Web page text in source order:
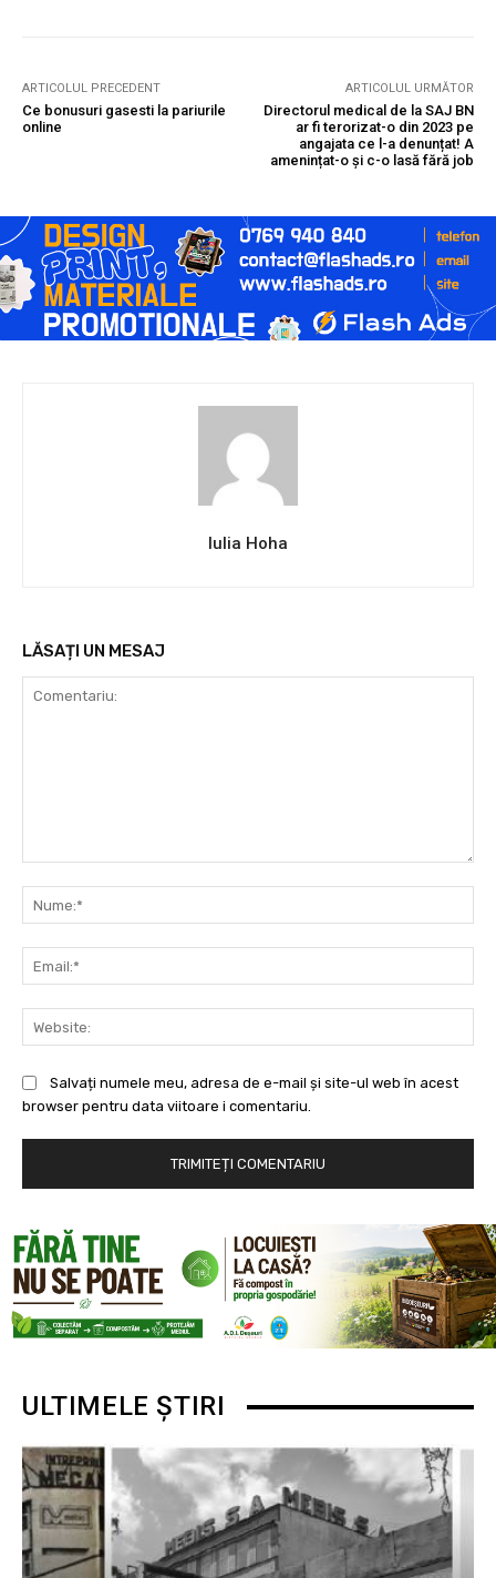
ARTICOLUL PRECEDENT
Ce bonusuri gasesti la pariurile
online
ARTICOLUL URMĂTOR
Directorul medical de la SAJ BN
ar fi terorizat-o din 2023 pe
angajata ce l-a denunțat! A
amenințat-o și c-o lasă fără job
Iulia Hoha
LĂSAȚI UN MESAJ
Salvați numele meu, adresa de e-mail și site-ul web în acest
browser pentru data viitoare i comentariu.
ULTIMELE ȘTIRI